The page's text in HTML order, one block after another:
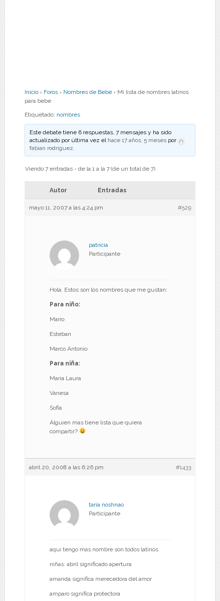
Inicio › Foros › Nombres de Bebé › Mi lista de nombres latinos
para bebe
Etiquetado: nombres
Este debate tiene 6 respuestas, 7 mensajes y ha sido
actualizado por última vez el hace 17 años, 5 meses por
fabian rodriguez.
Viendo 7 entradas - de la 1 a la 7 (de un total de 7)
Autor Entradas
mayo 11, 2007 a las 4:24 pm #529
patricia
Participante
Hola. Estos son los nombres que me gustan:
Para niño:
Mario
Esteban
Marco Antonio
Para niña:
Maria Laura
Vanesa
Sofia
Alguien mas tiene lista que quiera
compartir?
abril 20, 2008 a las 6:26 pm #1433
taria noshnao
Participante
aqui tengo mas nombre son todos latinos
niñas: abril significado apertura
amanda significa merecedora del amor
amparo significa protectora